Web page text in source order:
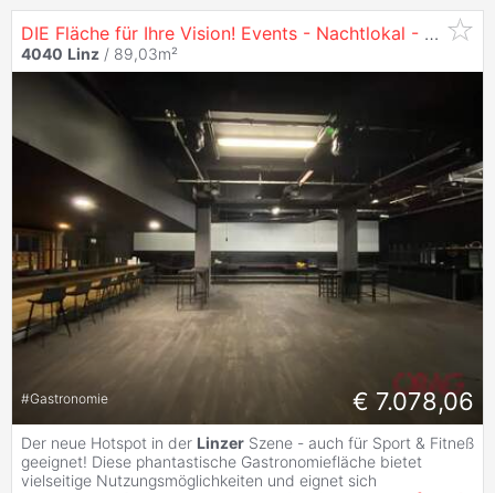
DIE Fläche für Ihre Vision! Events - Nachtlokal - Gastronomie - Club - zu mieten in
4040 Linz / 89,03m²
#Gastronomie € 7.078,06
Der neue Hotspot in der Linzer Szene - auch für Sport & Fitneß
geeignet! Diese phantastische Gastronomiefläche bietet
vielseitige Nutzungsmöglichkeiten und eignet sich